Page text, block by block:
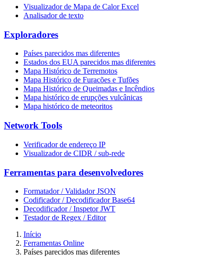
Visualizador de Mapa de Calor Excel
Analisador de texto
Exploradores
Países parecidos mas diferentes
Estados dos EUA parecidos mas diferentes
Mapa Histórico de Terremotos
Mapa Histórico de Furacões e Tufões
Mapa Histórico de Queimadas e Incêndios
Mapa histórico de erupções vulcânicas
Mapa histórico de meteoritos
Network Tools
Verificador de endereço IP
Visualizador de CIDR / sub-rede
Ferramentas para desenvolvedores
Formatador / Validador JSON
Codificador / Decodificador Base64
Decodificador / Inspetor JWT
Testador de Regex / Editor
Início
Ferramentas Online
Países parecidos mas diferentes